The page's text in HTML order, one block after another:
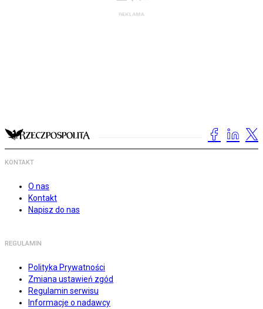
KONTAKT
O nas
Kontakt
Napisz do nas
REGULAMIN
Polityka Prywatności
Zmiana ustawień zgód
Regulamin serwisu
Informacje o nadawcy